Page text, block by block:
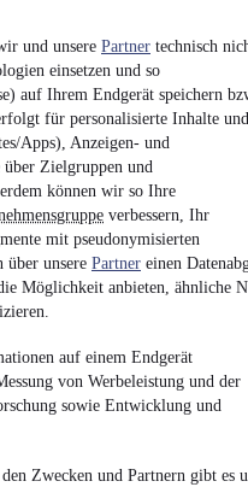
und unsere Partner technisch
einsetzen und so
auf Ihrem Endgerät speichern
für personalisierte Inhalte und
Apps), Anzeigen- und
über Zielgruppen und
können wir so Ihre
verbessern, Ihr
mit pseudonymisierten
über unsere Partner einen
Möglichkeit anbieten, ähnliche
auf einem Endgerät
von Werbeleistung und der
sowie Entwicklung und
Zwecken und Partnern gibt es
einfach
App installieren